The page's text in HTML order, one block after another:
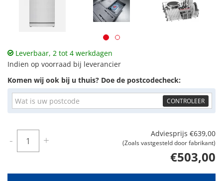
Leverbaar, 2 tot 4 werkdagen
Indien op voorraad bij leverancier
Komen wij ook bij u thuis? Doe de postcodecheck:
CONTROLEER
Adviesprijs €639,00
(Zoals vastgesteld door fabrikant)
€503,00
- +